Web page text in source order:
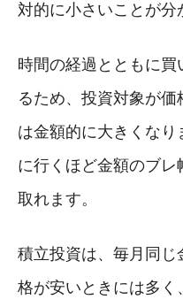
対的に小さいことが分
時間の経過とともに
るため、投資対象が
は金額的に大きくなり
に行くほど金額のブ
取れます。
積立投資は、毎月同
格が安いときには多く